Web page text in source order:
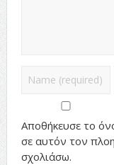
Αποθήκευσε το
σε αυτόν τον
σχολιάσω.